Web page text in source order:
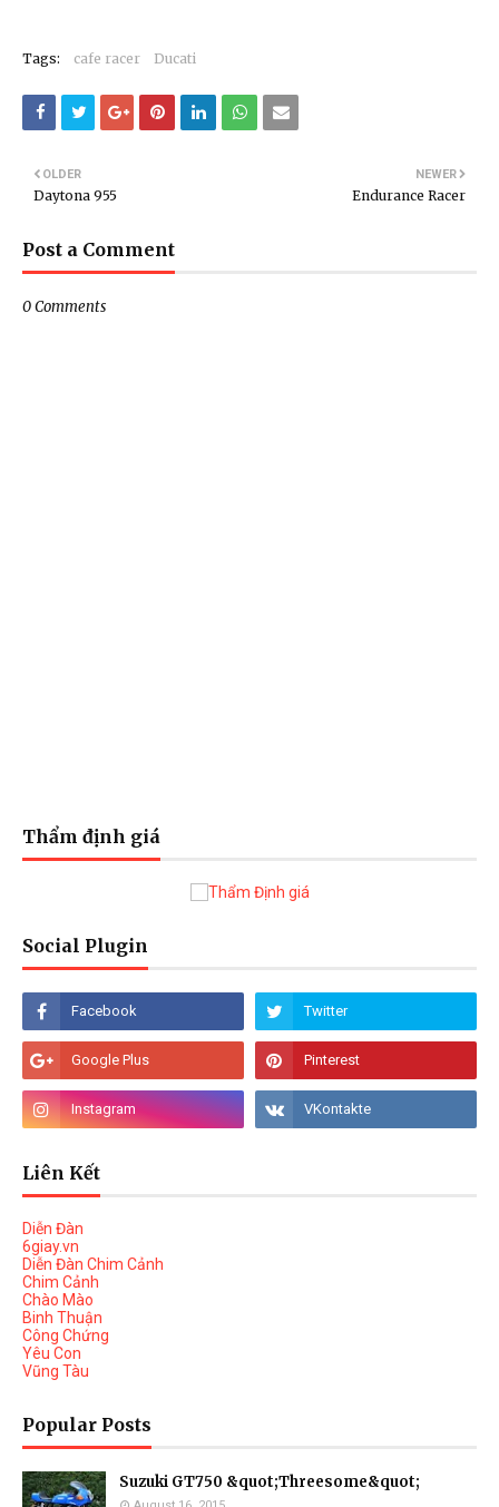
Tags: cafe racer Ducati
NEWER
Endurance Racer
OLDER
Daytona 955
Post a Comment
0 Comments
Thẩm định giá
Social Plugin
Liên Kết
Diễn Đàn
6giay.vn
Diễn Đàn Chim Cảnh
Chim Cảnh
Chào Mào
Binh Thuận
Công Chứng
Yêu Con
Vũng Tàu
Popular Posts
Suzuki GT750 &quot;Threesome&quot;